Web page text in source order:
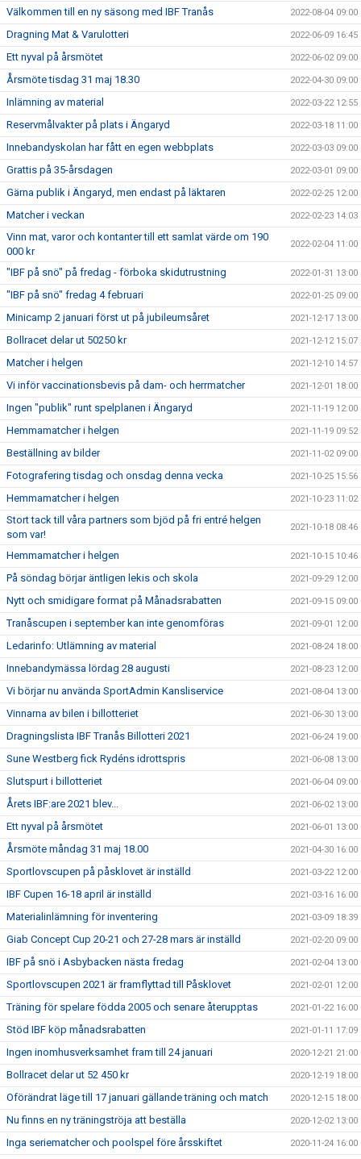
Välkommen till en ny säsong med IBF Tranås 2022-08-04 09:00
Dragning Mat & Varulotteri 2022-06-09 16:45
Ett nyval på årsmötet 2022-06-02 09:00
Årsmöte tisdag 31 maj 18.30 2022-04-30 09:00
Inlämning av material 2022-03-22 12:55
Reservmålvakter på plats i Ängaryd 2022-03-18 11:00
Innebandyskolan har fått en egen webbplats 2022-03-03 09:00
Grattis på 35-årsdagen 2022-03-01 09:00
Gärna publik i Ängaryd, men endast på läktaren 2022-02-25 12:00
Matcher i veckan 2022-02-23 14:03
Vinn mat, varor och kontanter till ett samlat värde om 190
000 kr
2022-02-04 11:00
"IBF på snö" på fredag - förboka skidutrustning 2022-01-31 13:00
"IBF på snö" fredag 4 februari 2022-01-25 09:00
Minicamp 2 januari först ut på jubileumsåret 2021-12-17 13:00
Bollracet delar ut 50250 kr 2021-12-12 15:07
Matcher i helgen 2021-12-10 14:57
Vi inför vaccinationsbevis på dam- och herrmatcher 2021-12-01 18:00
Ingen "publik" runt spelplanen i Ängaryd 2021-11-19 12:00
Hemmamatcher i helgen 2021-11-19 09:52
Beställning av bilder 2021-11-02 09:00
Fotografering tisdag och onsdag denna vecka 2021-10-25 15:56
Hemmamatcher i helgen 2021-10-23 11:02
Stort tack till våra partners som bjöd på fri entré helgen
som var!
2021-10-18 08:46
Hemmamatcher i helgen 2021-10-15 10:46
På söndag börjar äntligen lekis och skola 2021-09-29 12:00
Nytt och smidigare format på Månadsrabatten 2021-09-15 09:00
Tranåscupen i september kan inte genomföras 2021-09-01 12:00
Ledarinfo: Utlämning av material 2021-08-24 18:00
Innebandymässa lördag 28 augusti 2021-08-23 12:00
Vi börjar nu använda SportAdmin Kansliservice 2021-08-04 13:00
Vinnarna av bilen i billotteriet 2021-06-30 13:00
Dragningslista IBF Tranås Billotteri 2021 2021-06-24 19:00
Sune Westberg fick Rydéns idrottspris 2021-06-08 13:00
Slutspurt i billotteriet 2021-06-04 09:00
Årets IBF:are 2021 blev... 2021-06-02 13:00
Ett nyval på årsmötet 2021-06-01 13:00
Årsmöte måndag 31 maj 18.00 2021-04-30 16:00
Sportlovscupen på påsklovet är inställd 2021-03-22 12:00
IBF Cupen 16-18 april är inställd 2021-03-16 16:00
Materialinlämning för inventering 2021-03-09 18:39
Giab Concept Cup 20-21 och 27-28 mars är inställd 2021-02-20 09:00
IBF på snö i Asbybacken nästa fredag 2021-02-04 13:00
Sportlovscupen 2021 är framflyttad till Påsklovet 2021-02-01 12:00
Träning för spelare födda 2005 och senare återupptas 2021-01-22 16:00
Stöd IBF köp månadsrabatten 2021-01-11 17:09
Ingen inomhusverksamhet fram till 24 januari 2020-12-21 21:00
Bollracet delar ut 52 450 kr 2020-12-19 18:00
Oförändrat läge till 17 januari gällande träning och match 2020-12-15 18:00
Nu finns en ny träningströja att beställa 2020-12-02 13:00
Inga seriematcher och poolspel före årsskiftet 2020-11-24 16:00